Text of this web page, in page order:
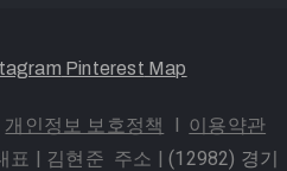
Pinterest Map
개인정보 보호정책 l 이용약관
표 | 김현준 주소 |(12982) 경기